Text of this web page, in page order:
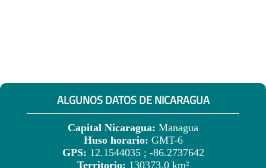
ALGUNOS DATOS DE NICARAGUA
Capital Nicaragua: Managua
Huso horario: GMT-6
GPS: 12.1544035 ; -86.2737642
Territorio: 130373.0 km²